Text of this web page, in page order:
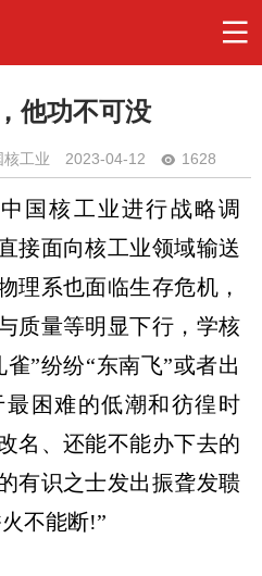
他功不可没
核工业 2023-04-12 1628
国核工业进行战略调
接面向核工业领域输送
理系也面临生存危机，
质量等明显下行，学核
雀”纷纷“东南飞”或者出
困难的低潮和彷徨时
名、还能不能办下去的
有识之士发出振聋发聩
不能断!”